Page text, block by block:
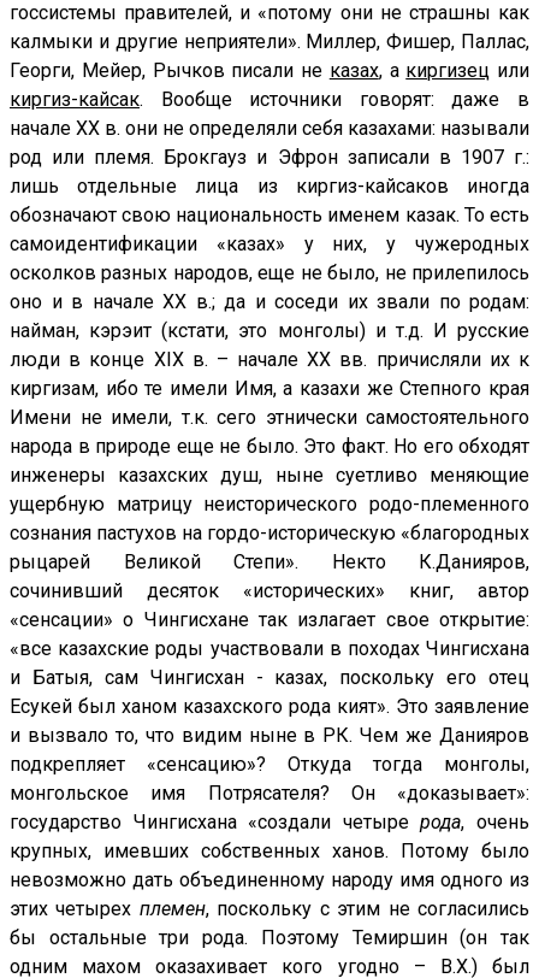
госсистемы правителей, и «потому они не страшны как
калмыки и другие неприятели». Миллер, Фишер, Паллас,
Георги, Мейер, Рычков писали не казах, а киргизец или
киргиз-кайсак. Вообще источники говорят: даже в
начале ХХ в. они не определяли себя казахами: называли
род или племя. Брокгауз и Эфрон записали в 1907 г.:
лишь отдельные лица из киргиз-кайсаков иногда
обозначают свою национальность именем казак. То есть
самоидентификации «казах» у них, у чужеродных
осколков разных народов, еще не было, не прилепилось
оно и в начале ХХ в.; да и соседи их звали по родам:
найман, кэрэит (кстати, это монголы) и т.д. И русские
люди в конце XIX в. – начале ХХ вв. причисляли их к
киргизам, ибо те имели Имя, а казахи же Степного края
Имени не имели, т.к. сего этнически самостоятельного
народа в природе еще не было. Это факт. Но его обходят
инженеры казахских душ, ныне суетливо меняющие
ущербную матрицу неисторического родо-племенного
сознания пастухов на гордо-историческую «благородных
рыцарей Великой Степи». Некто К.Данияров,
сочинивший десяток «исторических» книг, автор
«сенсации» о Чингисхане так излагает свое открытие:
«все казахские роды участвовали в походах Чингисхана
и Батыя, сам Чингисхан - казах, поскольку его отец
Есукей был ханом казахского рода кият». Это заявление
и вызвало то, что видим ныне в РК. Чем же Данияров
подкрепляет «сенсацию»? Откуда тогда монголы,
монгольское имя Потрясателя? Он «доказывает»:
государство Чингисхана «создали четырерода, очень
крупных, имевших собственных ханов. Потому было
невозможно дать объединенному народу имя одного из
этих четырех племен, поскольку с этим не согласились
бы остальные три рода. Поэтому Темиршин (он так
одним махом оказахивает кого угодно – В.Х.) был